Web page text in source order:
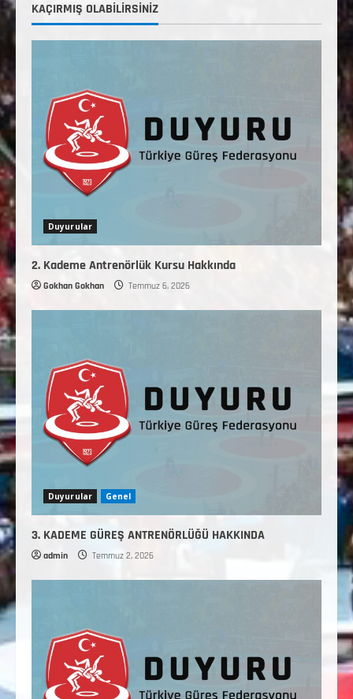
KAÇIRMIŞ OLABILIRSINIZ
Duyurular
2. Kademe Antrenörlük Kursu Hakkında
Gokhan Gokhan Temmuz 6, 2026
Duyurular Genel
3. KADEME GÜREŞ ANTRENÖRLÜĞÜ HAKKINDA
admin Temmuz 2, 2026